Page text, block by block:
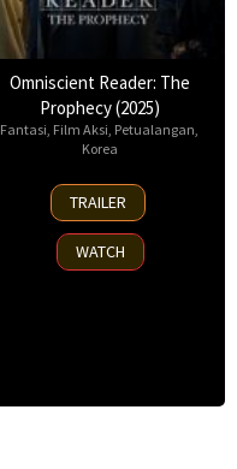
Omniscient Reader: The
Prophecy (2025)
Fantasi Film Aksi Petualangan
Korea
23
Jul
2025
TRAILER
WATCH